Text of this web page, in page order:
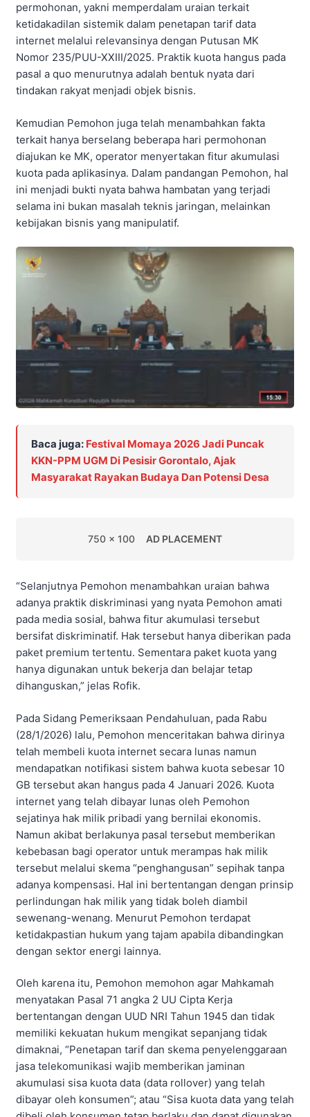
permohonan, yakni memperdalam uraian terkait
ketidakadilan sistemik dalam penetapan tarif data
internet melalui relevansinya dengan Putusan MK
Nomor 235/PUU-XXIII/2025. Praktik kuota hangus pada
pasal a quo menurutnya adalah bentuk nyata dari
tindakan rakyat menjadi objek bisnis.
Kemudian Pemohon juga telah menambahkan fakta
terkait hanya berselang beberapa hari permohonan
diajukan ke MK, operator menyertakan fitur akumulasi
kuota pada aplikasinya. Dalam pandangan Pemohon, hal
ini menjadi bukti nyata bahwa hambatan yang terjadi
selama ini bukan masalah teknis jaringan, melainkan
kebijakan bisnis yang manipulatif.
Baca juga: Festival Momaya 2026 Jadi Puncak
KKN-PPM UGM Di Pesisir Gorontalo, Ajak
Masyarakat Rayakan Budaya Dan Potensi Desa
750 x 100 AD PLACEMENT
“Selanjutnya Pemohon menambahkan uraian bahwa
adanya praktik diskriminasi yang nyata Pemohon amati
pada media sosial, bahwa fitur akumulasi tersebut
bersifat diskriminatif. Hak tersebut hanya diberikan pada
paket premium tertentu. Sementara paket kuota yang
hanya digunakan untuk bekerja dan belajar tetap
dihanguskan,” jelas Rofik.
Pada Sidang Pemeriksaan Pendahuluan, pada Rabu
(28/1/2026) lalu, Pemohon menceritakan bahwa dirinya
telah membeli kuota internet secara lunas namun
mendapatkan notifikasi sistem bahwa kuota sebesar 10
GB tersebut akan hangus pada 4 Januari 2026. Kuota
internet yang telah dibayar lunas oleh Pemohon
sejatinya hak milik pribadi yang bernilai ekonomis.
Namun akibat berlakunya pasal tersebut memberikan
kebebasan bagi operator untuk merampas hak milik
tersebut melalui skema “penghangusan” sepihak tanpa
adanya kompensasi. Hal ini bertentangan dengan prinsip
perlindungan hak milik yang tidak boleh diambil
sewenang-wenang. Menurut Pemohon terdapat
ketidakpastian hukum yang tajam apabila dibandingkan
dengan sektor energi lainnya.
Oleh karena itu, Pemohon memohon agar Mahkamah
menyatakan Pasal 71 angka 2 UU Cipta Kerja
bertentangan dengan UUD NRI Tahun 1945 dan tidak
memiliki kekuatan hukum mengikat sepanjang tidak
dimaknai, “Penetapan tarif dan skema penyelenggaraan
jasa telekomunikasi wajib memberikan jaminan
akumulasi sisa kuota data (data rollover) yang telah
dibayar oleh konsumen”; atau “Sisa kuota data yang telah